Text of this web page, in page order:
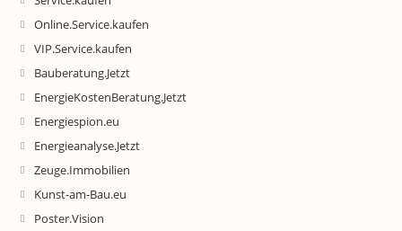
Online.Service.kaufen
VIP.Service.kaufen
Bauberatung.Jetzt
EnergieKostenBeratung.Jetzt
Energiespion.eu
Energieanalyse.Jetzt
Zeuge.Immobilien
Kunst-am-Bau.eu
Poster.Vision